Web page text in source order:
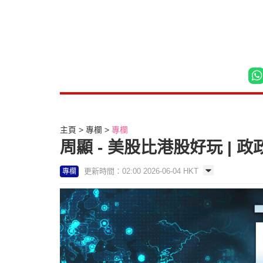
主頁 專欄 專欄
周顯 - 美股比港股好玩 | 政
專欄 更新時間：02:00 2026-06-04 HKT